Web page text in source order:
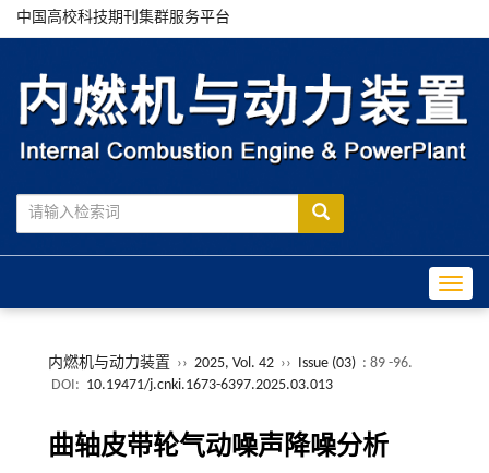
中国高校科技期刊集群服务平台
内燃机与动力装置 ›› 2025, Vol. 42 ›› Issue (03) : 89 -96.
DOI: 10.19471/j.cnki.1673-6397.2025.03.013
曲轴皮带轮气动噪声降噪分析